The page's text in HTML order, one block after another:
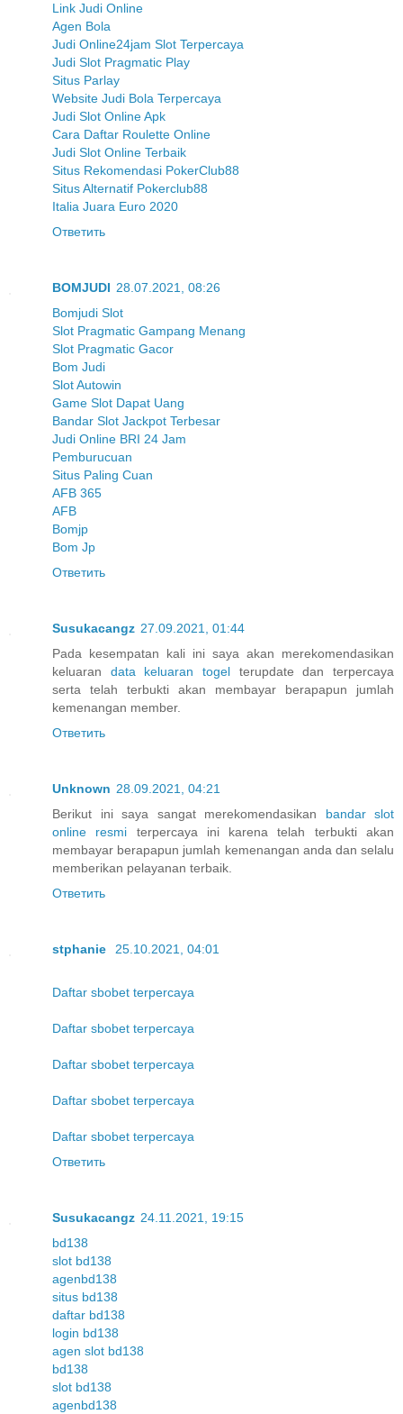
Link Judi Online
Agen Bola
Judi Online24jam Slot Terpercaya
Judi Slot Pragmatic Play
Situs Parlay
Website Judi Bola Terpercaya
Judi Slot Online Apk
Cara Daftar Roulette Online
Judi Slot Online Terbaik
Situs Rekomendasi PokerClub88
Situs Alternatif Pokerclub88
Italia Juara Euro 2020
Ответить
BOMJUDI 28.07.2021, 08:26
Bomjudi Slot
Slot Pragmatic Gampang Menang
Slot Pragmatic Gacor
Bom Judi
Slot Autowin
Game Slot Dapat Uang
Bandar Slot Jackpot Terbesar
Judi Online BRI 24 Jam
Pemburucuan
Situs Paling Cuan
AFB 365
AFB
Bomjp
Bom Jp
Ответить
Susukacangz 27.09.2021, 01:44
Pada kesempatan kali ini saya akan merekomendasikan
keluaran data keluaran togel terupdate dan terpercaya
serta telah terbukti akan membayar berapapun jumlah
kemenangan member.
Ответить
Unknown 28.09.2021, 04:21
Berikut ini saya sangat merekomendasikan bandar slot
online resmi terpercaya ini karena telah terbukti akan
membayar berapapun jumlah kemenangan anda dan selalu
memberikan pelayanan terbaik.
Ответить
stphanie 25.10.2021, 04:01
Daftar sbobet terpercaya
Daftar sbobet terpercaya
Daftar sbobet terpercaya
Daftar sbobet terpercaya
Daftar sbobet terpercaya
Ответить
Susukacangz 24.11.2021, 19:15
bd138
slot bd138
agenbd138
situs bd138
daftar bd138
login bd138
agen slot bd138
bd138
slot bd138
agenbd138